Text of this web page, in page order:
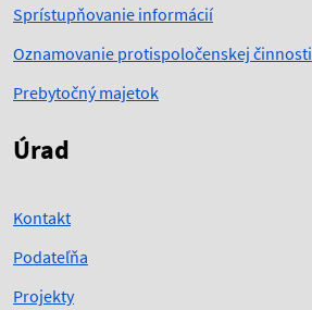
Sprístupňovanie informácií
Oznamovanie protispoločenskej činnosti
Prebytočný majetok
Úrad
Kontakt
Podateľňa
Projekty